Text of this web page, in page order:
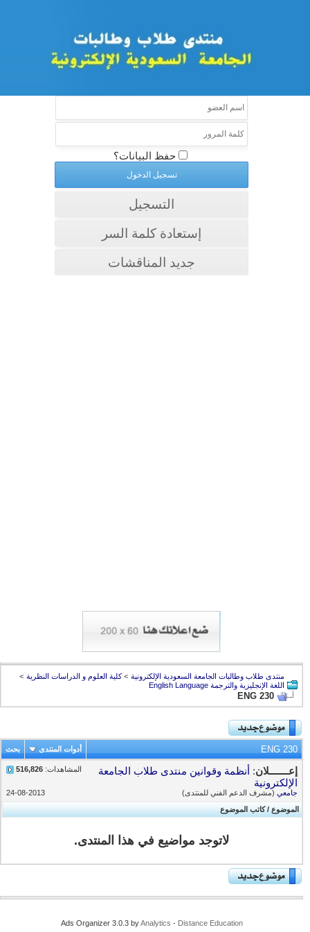
حفظ البيانات؟
التسجيل
إستعادة كلمة السر
جديد المناقشات
منتدى طلاب وطالبات الجامعة السعودية الإلكترونية > كلية العلوم و الدراسات النظرية >
اللغة الإنجليزية والترجمة English Language
ENG 230
ENG 230 أدوات المنتدى بحث
المشاهدات:516,826 إعـــــــلان:أنظمة وقوانين منتدى طلاب الجامعة
الإلكترونية
24-08-2013 جامعي(مشرف الدعم الفني للمنتدى)
الموضوع/كاتب الموضوع
لاتوجد مواضيع في هذا المنتدى.
Ads Organizer 3.0.3 byAnalytics -Distance Education